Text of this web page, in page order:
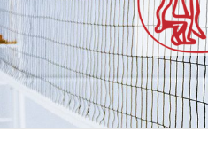
vvvat